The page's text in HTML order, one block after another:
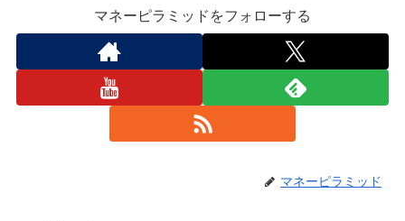
マネーピラミッドをフォローする
マネーピラミッド